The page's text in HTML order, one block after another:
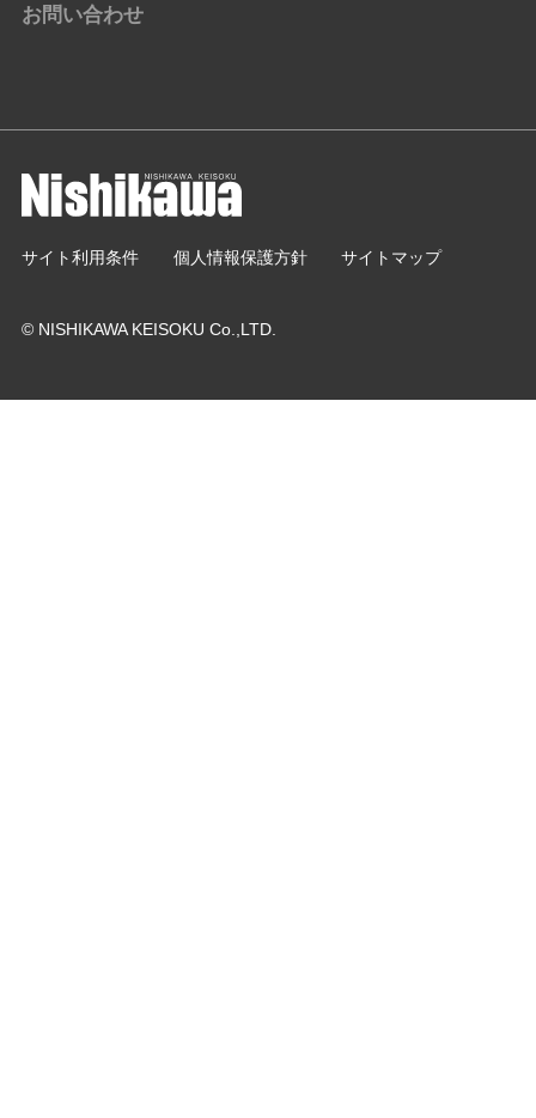
お問い合わせ
© NISHIKAWA KEISOKU Co.,LTD.
サイト利用条件 個人情報保護方針 サイトマップ